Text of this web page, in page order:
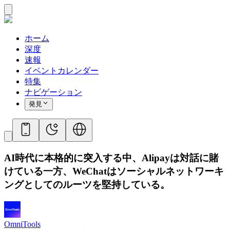
ホーム
深度
速報
イベントカレンダー
特集
ナビゲーション
発見
AI時代に本格的に突入する中、Alipayは対話に賭
けている一方、WeChatはソーシャルネットワーキ
ングとしてのルーツを堅持している。
OmniTools